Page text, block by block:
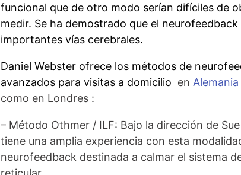
funcional que de otro modo serían difíciles de
medir. Se ha demostrado que el
importantes vías cerebrales.
Daniel Webster ofrece los métodos de
avanzados para visitas a domicilio en Alemania
como en Londres :
– Método Othmer / ILF: Bajo la dirección de
tiene una amplia experiencia con esta
neurofeedback destinada a calmar el sistema